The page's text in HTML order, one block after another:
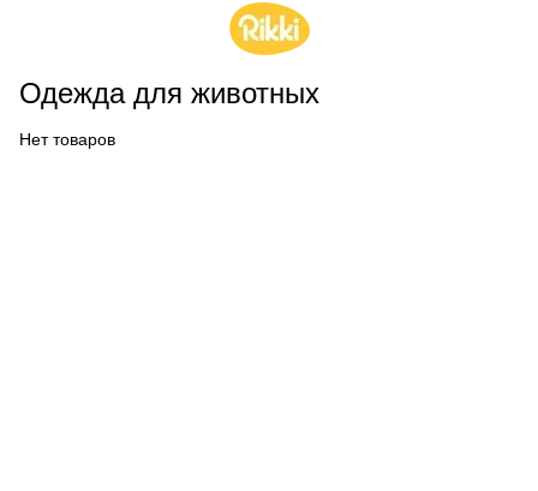
Одежда для животных
Нет товаров